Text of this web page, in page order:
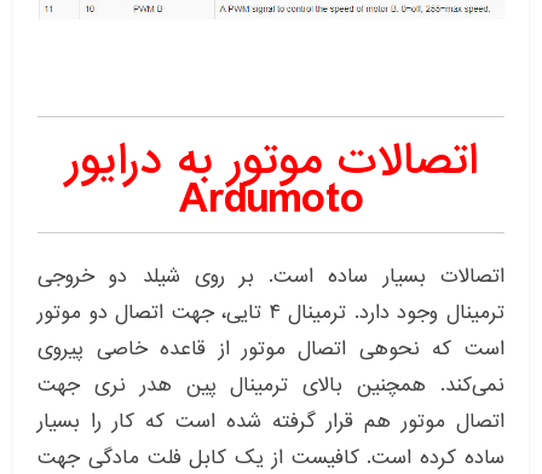
اتصالات موتور به درایور
Ardumoto
اتصالات بسیار ساده است. بر روی شیلد دو خروجی
ترمینال وجود دارد. ترمینال ۴ تایی، جهت اتصال دو موتور
است که نحوهی اتصال موتور از قاعده خاصی پیروی
نمی‌کند. همچنین بالای ترمینال پین هدر نری جهت
اتصال موتور هم قرار گرفته شده است که کار را بسیار
ساده کرده است. کافیست از یک کابل فلت مادگی جهت